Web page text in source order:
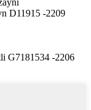
D11915 -2209
G7181534 -2206